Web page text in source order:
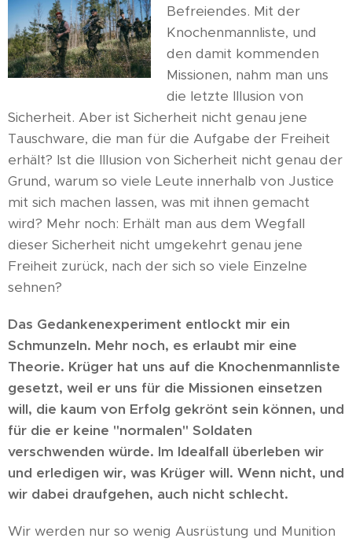
Befreiendes. Mit der
Knochenmannliste, und
den damit kommenden
Missionen, nahm man uns
die letzte Illusion von
Sicherheit. Aber ist Sicherheit nicht genau jene
Tauschware, die man für die Aufgabe der Freiheit
erhält? Ist die Illusion von Sicherheit nicht genau der
Grund, warum so viele Leute innerhalb von Justice
mit sich machen lassen, was mit ihnen gemacht
wird? Mehr noch: Erhält man aus dem Wegfall
dieser Sicherheit nicht umgekehrt genau jene
Freiheit zurück, nach der sich so viele Einzelne
sehnen?
Das Gedankenexperiment entlockt mir ein
Schmunzeln. Mehr noch, es erlaubt mir eine
Theorie. Krüger hat uns auf die Knochenmannliste
gesetzt, weil er uns für die Missionen einsetzen
will, die kaum von Erfolg gekrönt sein können, und
für die er keine "normalen" Soldaten
verschwenden würde. Im Idealfall überleben wir
und erledigen wir, was Krüger will. Wenn nicht, und
wir dabei draufgehen, auch nicht schlecht.
Wir werden nur so wenig Ausrüstung und Munition